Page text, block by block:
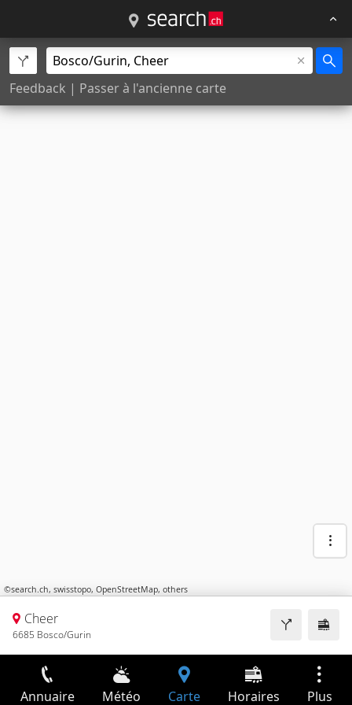
Feedback | Passer à l'ancienne carte
©search.ch, swisstopo, OpenStreetMap, others
Cheer
6685 Bosco/Gurin
Annuaire Météo Carte Horaires Plus